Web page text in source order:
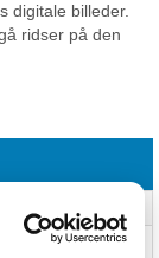
digitale billeder.
ridser på den